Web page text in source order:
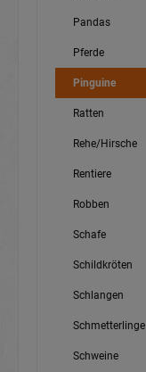
Pandas
Pferde
Pinguine
Ratten
Rehe/Hirsche
Rentiere
Robben
Schafe
Schildkröten
Schlangen
Schmetterlinge
Schweine